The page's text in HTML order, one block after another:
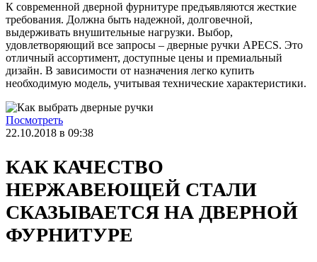
К современной дверной фурнитуре предъявляются жесткие
требования. Должна быть надежной, долговечной,
выдерживать внушительные нагрузки. Выбор,
удовлетворяющий все запросы – дверные ручки APECS. Это
отличный ассортимент, доступные цены и премиальный
дизайн. В зависимости от назначения легко купить
необходимую модель, учитывая технические характеристики.
Посмотреть
22.10.2018 в 09:38
КАК КАЧЕСТВО
НЕРЖАВЕЮЩЕЙ СТАЛИ
СКАЗЫВАЕТСЯ НА ДВЕРНОЙ
ФУРНИТУРЕ